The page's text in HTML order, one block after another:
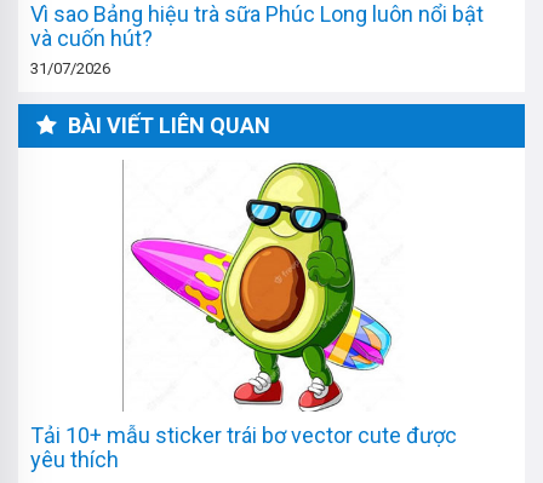
Vì sao Bảng hiệu trà sữa Phúc Long luôn nổi bật
và cuốn hút?
31/07/2026
BÀI VIẾT LIÊN QUAN
Tải 10+ mẫu sticker trái bơ vector cute được
yêu thích